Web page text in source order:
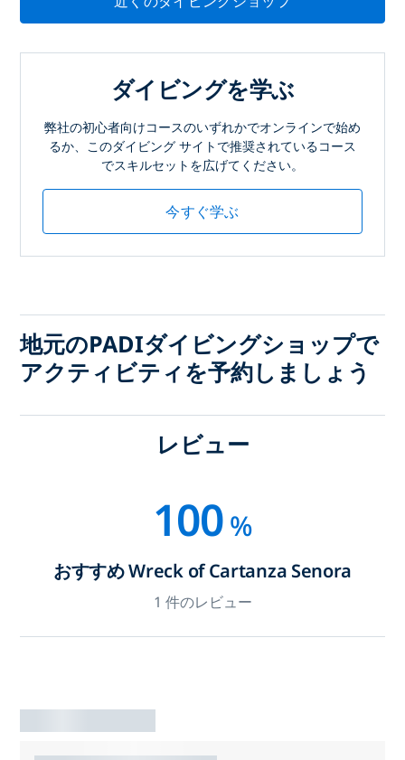
ダイビングを学ぶ
弊社の初心者向けコースのいずれかでオンラインで始め
るか、このダイビング サイトで推奨されているコース
でスキルセットを広げてください。
今すぐ学ぶ
地元のPADIダイビングショップで
アクティビティを予約しましょう
レビュー
100%
おすすめ Wreck of Cartanza Senora
1 件のレビュー